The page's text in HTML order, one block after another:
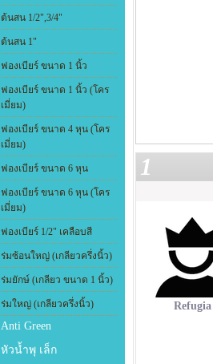
ต้นสน 1/2",3/4"
ต้นสน 1"
ฟองเบียร์ ขนาด 1 นิ้ว
ฟองเบียร์ ขนาด 1 นิ้ว (โคร
เมี่ยม)
ฟองเบียร์ ขนาด 4 หุน (โคร
เมี่ยม)
ฟองเบียร์ ขนาด 6 หุน
ฟองเบียร์ ขนาด 6 หุน (โคร
เมี่ยม)
ฟองเบียร์ 1/2" เคลือบสี
ร่มซ้อนใหญ่ (เกลียวครึ่งนิ้ว)
ร่มยักษ์ (เกลียว ขนาด 1 นิ้ว)
ร่มใหญ่ (เกลียวครึ่งนิ้ว)
Anti Green
หัวน้ำพุ เล็ก
1
Refugia